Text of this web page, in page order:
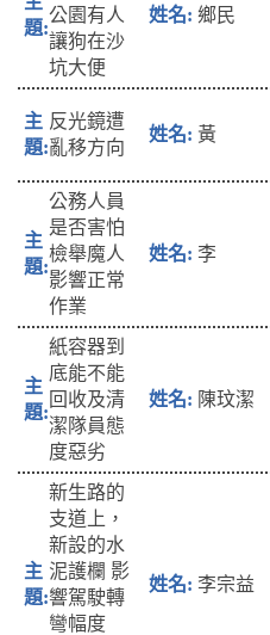
公園有人
讓狗在沙
坑大便
鄉民
反光鏡遭
亂移方向
黃
公務人員
是否害怕
檢舉魔人
影響正常
作業
李
紙容器到
底能不能
回收及清
潔隊員態
度惡劣
陳玟潔
新生路的
支道上，
新設的水
泥護欄 影
響駕駛轉
彎幅度
李宗益